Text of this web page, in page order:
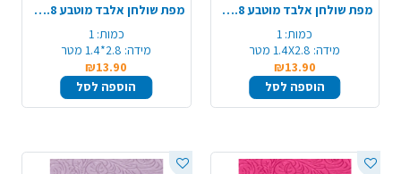
מפת שולחן אלבד מוטבע 1.4X2.8 מ' - כחול כהה
כמות: 1
מידה: 1.4X2.8 מטר
₪13.90
הוספה לסל
מפת שולחן אלבד מוטבע 1.4X2.8 מ' - טורקיז
כמות: 1
מידה: 2.8*1.4 מטר
₪13.90
הוספה לסל